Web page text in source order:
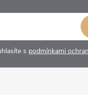
s podmínkami